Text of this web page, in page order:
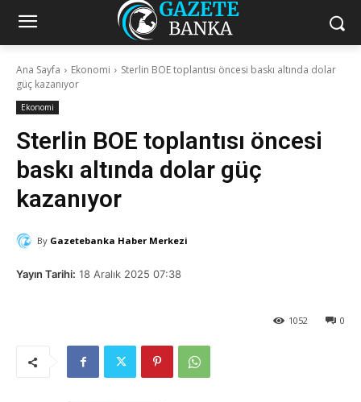
Ana Sayfa Ekonomi
Sterlin BOE toplantısı öncesi baskı altında dolar
güç kazanıyor
Ekonomi
Sterlin BOE toplantısı öncesi
baskı altında dolar güç
kazanıyor
By Gazetebanka Haber Merkezi
Yayın Tarihi: 18 Aralık 2025 07:38
0
1052